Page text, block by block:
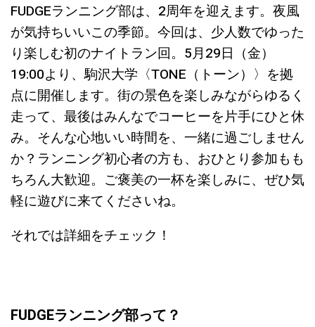
FUDGEランニング部は、2周年を迎えます。夜風
が気持ちいいこの季節。今回は、少人数でゆった
り楽しむ初のナイトラン回。5月29日（金）
19:00より、駒沢大学〈TONE（トーン）〉を拠
点に開催します。街の景色を楽しみながらゆるく
走って、最後はみんなでコーヒーを片手にひと休
み。そんな心地いい時間を、一緒に過ごしません
か？ランニング初心者の方も、おひとり参加もも
ちろん大歓迎。ご褒美の一杯を楽しみに、ぜひ気
軽に遊びに来てくださいね。
それでは詳細をチェック！
FUDGEランニング部って？